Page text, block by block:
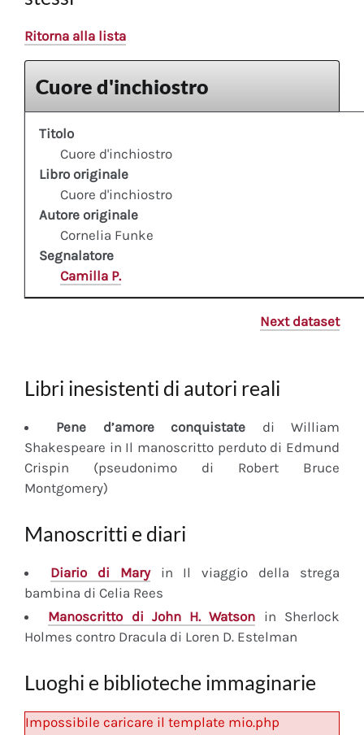
Ritorna alla lista
Cuore d'inchiostro
Titolo
Cuore d'inchiostro
Libro originale
Cuore d'inchiostro
Autore originale
Cornelia Funke
Segnalatore
Camilla P.
Next dataset
Libri inesistenti di autori reali
Pene d’amore conquistate di William
Shakespeare in Il manoscritto perduto di Edmund
Crispin (pseudonimo di Robert Bruce
Montgomery)
Manoscritti e diari
Diariodi Maryin Il viaggio della strega
bambina di Celia Rees
Manoscritto di John H. Watson in Sherlock
Holmes contro Dracula di Loren D. Estelman
Luoghi e biblioteche immaginarie
Impossibile caricare il template mio.php